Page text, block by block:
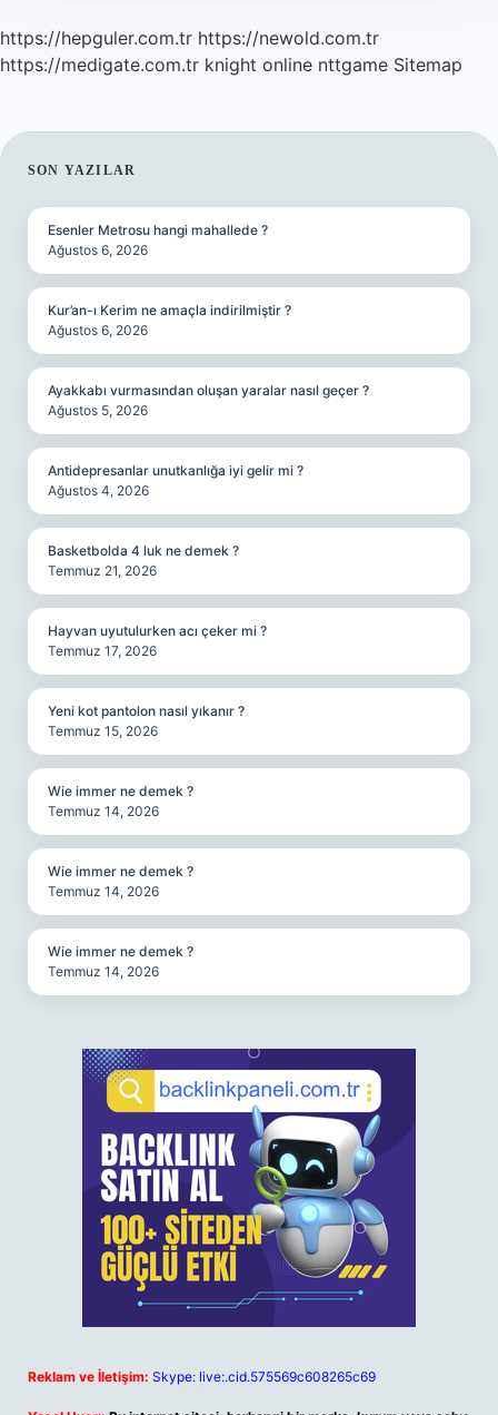
https://hepguler.com.tr https://newold.com.tr
https://medigate.com.tr knight online nttgame Sitemap
SIDEBAR
SON YAZILAR
Esenler Metrosu hangi mahallede ?
Ağustos 6, 2026
Kur’an-ı Kerim ne amaçla indirilmiştir ?
Ağustos 6, 2026
Ayakkabı vurmasından oluşan yaralar nasıl geçer ?
Ağustos 5, 2026
Antidepresanlar unutkanlığa iyi gelir mi ?
Ağustos 4, 2026
Basketbolda 4 luk ne demek ?
Temmuz 21, 2026
Hayvan uyutulurken acı çeker mi ?
Temmuz 17, 2026
Yeni kot pantolon nasıl yıkanır ?
Temmuz 15, 2026
Wie immer ne demek ?
Temmuz 14, 2026
Wie immer ne demek ?
Temmuz 14, 2026
Wie immer ne demek ?
Temmuz 14, 2026
Reklam ve İletişim: Skype: live:.cid.575569c608265c69